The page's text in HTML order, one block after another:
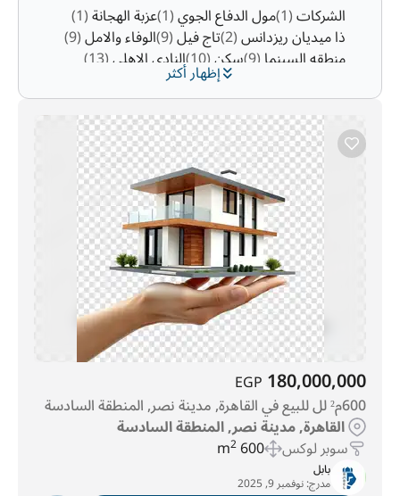
إظهار أكثر
الشركات(1) مول الدفاع الجوي(1) عزبة الهجانة(1)
ذا ميديان ريزدانس(2) تاج فيل(9) الوفاء والامل(9)
منطقه السينما(9) سكن(10) النادي الاهلي(13)
زهراء مدينة نصر(15)
رابعه العدويه(20) منطقة 7 (23) الحديقه الدوليه(26)
منطقة 9 (49) مساكن المهندسين(51)
منطقة 8 (124) المنطقة الاولى(156)
جاردينيا سيتي(162) الجولف(179)
المنطقة السادسة(286) الحى 10 (373)
تاج سيتي(1355)
180,000,000
EGP
600م² لل للبيع في القاهرة, مدينة نصر, المنطقة السادسة
القاهرة, مدينة نصر, المنطقة السادسة
سوبر لوكس 600 m
2
بابل
مدرج:نوفمبر 9, 2025